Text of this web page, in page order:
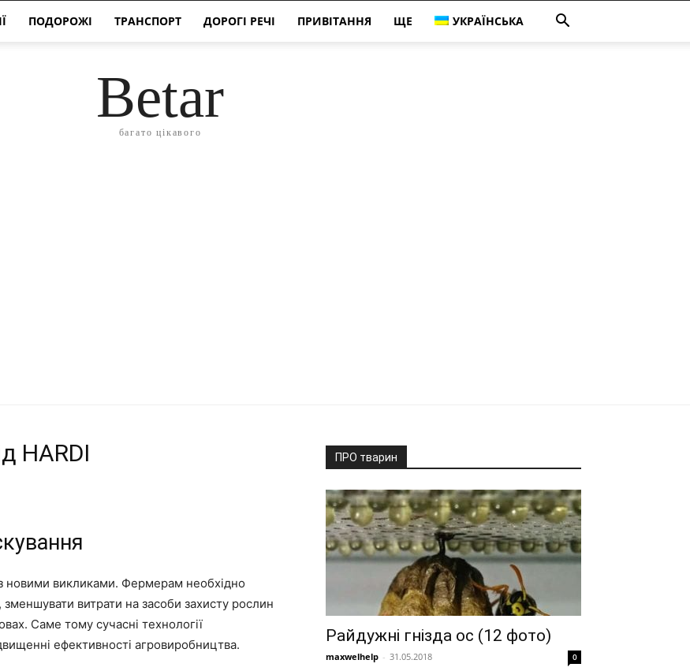
ПОДОРОЖІ ТРАНСПОРТ ДОРОГІ РЕЧІ ПРИВІТАННЯ ЩЕ УКРАЇНСЬКА
Betar
багато цікавого
HARDI
новими викликами. Фермерам необхідно
зменшувати витрати на засоби захисту рослин
Саме тому сучасні технології
ефективності агровиробництва.
ПРО тварин
Райдужні гнізда ос (12 фото)
maxwelhelp - 31.05.2018 0